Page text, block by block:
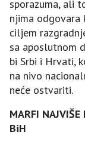
sporazuma, ali
njima odgovara
ciljem
sa aposlutnom
bi Srbi i Hrvati,
na nivo
neće ostvariti.
MARFI NAЈVIŠE
BiH